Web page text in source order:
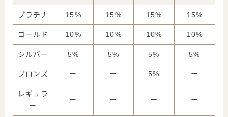
プラチナ 15% 15% 15% 15%
ゴールド 10% 10% 10% 10%
シルバー 5% 5% 5% 5%
ブロンズ ー ー 5% ー
レギュラ
ー
ー ー ー ー